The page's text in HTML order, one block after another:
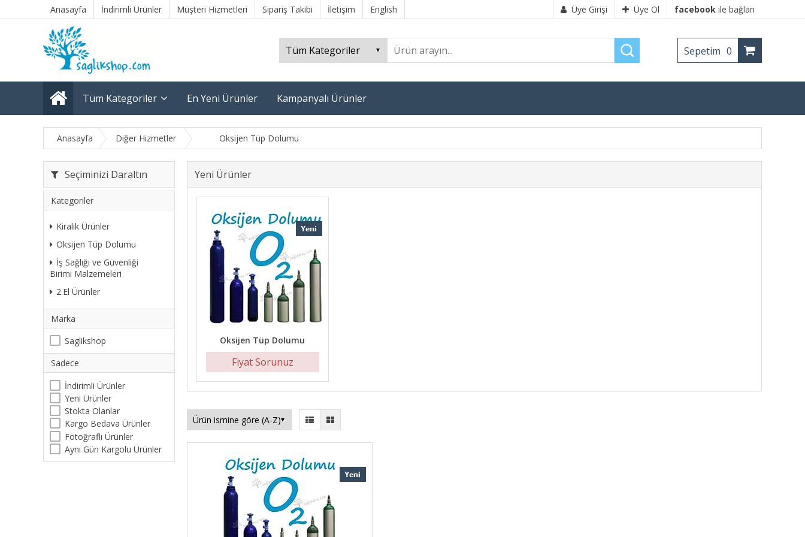
Anasayfa İndirimli Ürünler Müşteri Hizmetleri Sipariş Takibi İletişim English Üye Girişi Üye Ol facebook ile bağlan
Sepetim 0
Tüm Kategoriler En Yeni Ürünler Kampanyalı Ürünler
Anasayfa Diğer Hizmetler Oksijen Tüp Dolumu
Seçiminizi Daraltın
Kategoriler
Kiralık Ürünler
Oksijen Tüp Dolumu
İş Sağlığı ve Güvenliği
Birimi Malzemeleri
2.El Ürünler
Marka
Saglikshop
Sadece
İndirimli Ürünler
Yeni Ürünler
Stokta Olanlar
Kargo Bedava Ürünler
Fotoğraflı Ürünler
Aynı Gün Kargolu Ürünler
Yeni Ürünler
Oksijen Tüp Dolumu
Fiyat Sorunuz